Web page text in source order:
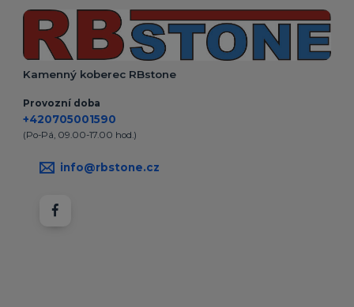
Kamenný koberec RBstone
Provozní doba
+420705001590
(Po-Pá, 09.00-17.00 hod.)
info@rbstone.cz